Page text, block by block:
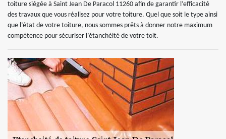
toiture siégée à Saint Jean De Paracol 11260 afin de garantir l’efficacité
des travaux que vous réalisez pour votre toiture. Quel que soit le type ainsi
que l’état de votre toiture, nous sommes prêts à donner notre maximum
compétence pour sécuriser l’étanchéité de votre toit.